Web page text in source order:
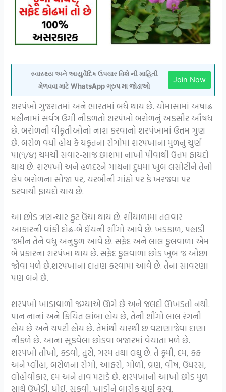
સ્વાસ્થ્ય અને આયુર્વેદિક ઉપચાર વિશે ની માહિતી
મેળવવા માટે WhatsApp ગ્રુપ મા જોડાઓ
Join Now
શરપંખો ગુજરાતમાં અને ભારતમાં બધે થાય છે. ચોમાસામાં અષાઢ
મહીનામાં સર્વત્ર ઉગી નીકળતો શરપંખો બરોળનું અકસીર ઔષધ
છે. બરોળની વીકૃતીઓનો નાશ કરવાનો શરપંખામાં ઉત્તમ ગુણ
છે. બરોળ વધી હોય કે યકૃતના રોગોમાં શરપંખાના મુળનું ચુર્ણ
પા(૧/૪) ચમચી સવાર-સાંજ છાશમાં નાખી પીવાથી ઉત્તમ ફાયદો
થાય છે. શરપંખો અને હળદરને ગાયના દુધમાં ખુબ લસોટીને તેનો
લેપ બરોળના સોજા પર, ચરબીની ગાંઠો પર કે ખરજવા પર
કરવાથી ફાયદો થાય છે.
આ છોડ ત્રણ-ચાર ફુટ ઉંચા થાય છે. શીયાળામાં તલવાર
આકારની વાંકી દોઢ-બે ઈંચની શીંગો આવે છે. ખડકાળ, પહાડી
જમીન તેને વધુ અનુકુળ આવે છે. સફેદ અને લાલ ફુલવાળા એમ
બે પ્રકારના શરપંખા થાય છે. સફેદ ફુલવાળા છોડ ખુબ જ ઓછા
જોવા મળે છે.શરપંખાનાં દાતણ કરવામાં આવે છે. તેના સાવરણા
પણ બને છે.
શરપંખો ખાડાવાળી જગ્યાએ ઊગે છે અને જલદી ઊખડતો નથી.
પાન નાનાં અને કિંચિત લાંબા હોય છે, તેની શીંગો લાલ રંગની
હોય છે અને ચપટી હોય છે. તેમાંથી ચારથી છ વટાણાજેવા દાણા
નીકળે છે. આના સૂકવેલા છોડવા બજારમાં વેચાતા મળે છે.
શરપંખો તીખો, કડવો, તુરો, ગરમ તથા લઘુ છે. તે કૃમી, દમ, કફ
અને પ્લીહા, બરોળના રોગો, આફરો, ગોળો, વ્રણ, વીષ, ઉધરસ,
લોહીવીકાર, દમ અને તાવ મટાડે છે. શરપંખાનો આખો છોડ મુળ
સાથે ઉખેડી, ધોઈ, સુકવી, ખાંડીને બારીક ચુર્ણ કરવું.